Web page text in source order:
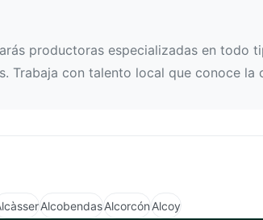
productoras especializadas en todo
con talento local que conoce la
AlcobendasAlcorcónAlcoy